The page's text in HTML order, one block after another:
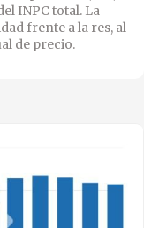
INPC total. La
frente a la res, al
de precio.